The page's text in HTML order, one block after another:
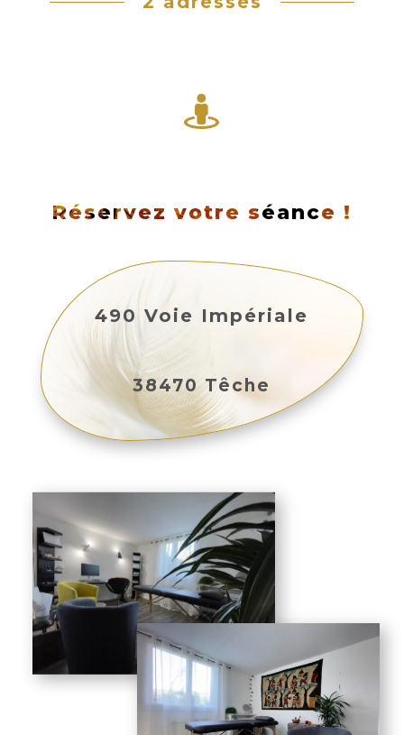

Réservez votre séance !
490 Voie Impériale
38470 Têche